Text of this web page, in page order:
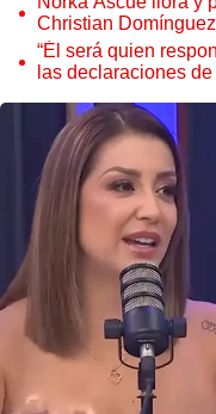
Christian
sido la calentura del
“Él será quien
las declaraciones